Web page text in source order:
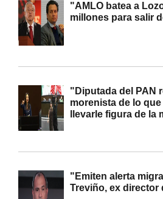
"AMLO batea a
millones para salir
"Diputada del PAN
morenista de lo
llevarle figura de la
"Emiten alerta
Treviño, ex director